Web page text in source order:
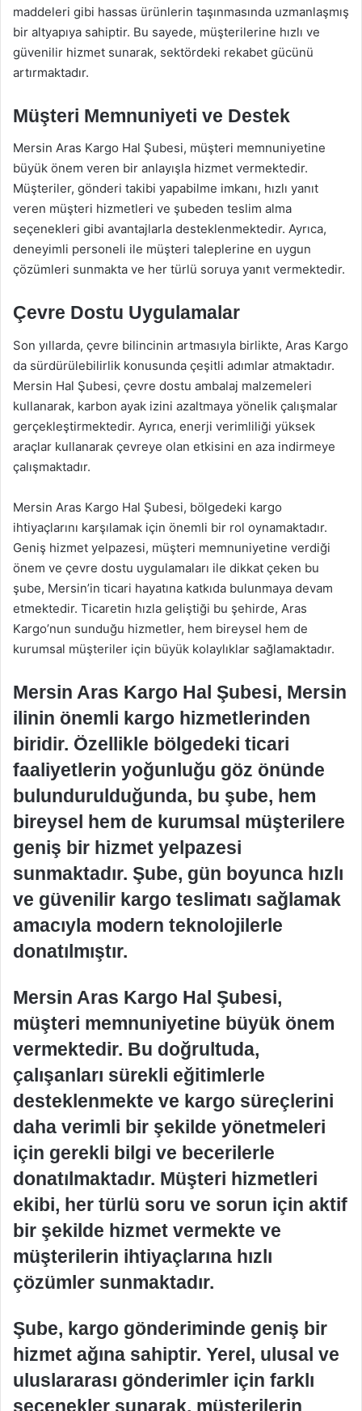
maddeleri gibi hassas ürünlerin taşınmasında uzmanlaşmış
bir altyapıya sahiptir. Bu sayede, müşterilerine hızlı ve
güvenilir hizmet sunarak, sektördeki rekabet gücünü
artırmaktadır.
Müşteri Memnuniyeti ve Destek
Mersin Aras Kargo Hal Şubesi, müşteri memnuniyetine
büyük önem veren bir anlayışla hizmet vermektedir.
Müşteriler, gönderi takibi yapabilme imkanı, hızlı yanıt
veren müşteri hizmetleri ve şubeden teslim alma
seçenekleri gibi avantajlarla desteklenmektedir. Ayrıca,
deneyimli personeli ile müşteri taleplerine en uygun
çözümleri sunmakta ve her türlü soruya yanıt vermektedir.
Çevre Dostu Uygulamalar
Son yıllarda, çevre bilincinin artmasıyla birlikte, Aras Kargo
da sürdürülebilirlik konusunda çeşitli adımlar atmaktadır.
Mersin Hal Şubesi, çevre dostu ambalaj malzemeleri
kullanarak, karbon ayak izini azaltmaya yönelik çalışmalar
gerçekleştirmektedir. Ayrıca, enerji verimliliği yüksek
araçlar kullanarak çevreye olan etkisini en aza indirmeye
çalışmaktadır.
Mersin Aras Kargo Hal Şubesi, bölgedeki kargo
ihtiyaçlarını karşılamak için önemli bir rol oynamaktadır.
Geniş hizmet yelpazesi, müşteri memnuniyetine verdiği
önem ve çevre dostu uygulamaları ile dikkat çeken bu
şube, Mersin’in ticari hayatına katkıda bulunmaya devam
etmektedir. Ticaretin hızla geliştiği bu şehirde, Aras
Kargo’nun sunduğu hizmetler, hem bireysel hem de
kurumsal müşteriler için büyük kolaylıklar sağlamaktadır.
Mersin Aras Kargo Hal Şubesi, Mersin
ilinin önemli kargo hizmetlerinden
biridir. Özellikle bölgedeki ticari
faaliyetlerin yoğunluğu göz önünde
bulundurulduğunda, bu şube, hem
bireysel hem de kurumsal müşterilere
geniş bir hizmet yelpazesi
sunmaktadır. Şube, gün boyunca hızlı
ve güvenilir kargo teslimatı sağlamak
amacıyla modern teknolojilerle
donatılmıştır.
Mersin Aras Kargo Hal Şubesi,
müşteri memnuniyetine büyük önem
vermektedir. Bu doğrultuda,
çalışanları sürekli eğitimlerle
desteklenmekte ve kargo süreçlerini
daha verimli bir şekilde yönetmeleri
için gerekli bilgi ve becerilerle
donatılmaktadır. Müşteri hizmetleri
ekibi, her türlü soru ve sorun için aktif
bir şekilde hizmet vermekte ve
müşterilerin ihtiyaçlarına hızlı
çözümler sunmaktadır.
Şube, kargo gönderiminde geniş bir
hizmet ağına sahiptir. Yerel, ulusal ve
uluslararası gönderimler için farklı
seçenekler sunarak, müşterilerin